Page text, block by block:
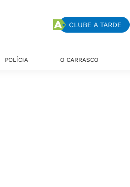
CLUBE A TARDE
POLÍCIA O CARRASCO